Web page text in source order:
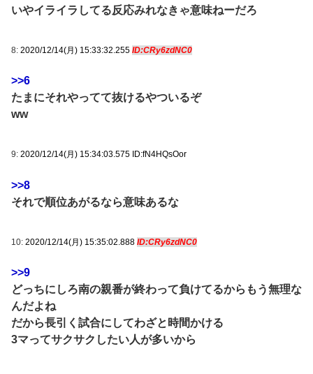
いやイライラしてる反応みれなきゃ意味ねーだろ
8: 2020/12/14(月) 15:33:32.255 ID:CRy6zdNC0
>>6
たまにそれやってて抜けるやついるぞ
ww
9: 2020/12/14(月) 15:34:03.575 ID:fN4HQsOor
>>8
それで順位あがるなら意味あるな
10: 2020/12/14(月) 15:35:02.888 ID:CRy6zdNC0
>>9
どっちにしろ南の親番が終わって負けてるからもう無理な
んだよね
だから長引く試合にしてわざと時間かける
3マってサクサクしたい人が多いから